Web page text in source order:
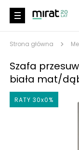
Strona główna
Szafa
biała mat/
RATY 30x0%